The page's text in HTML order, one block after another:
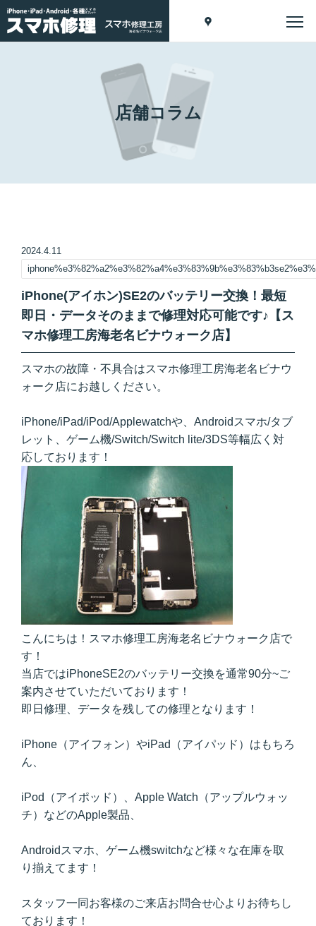
店舗コラム
2024.4.11
iPhone(アイホン)SE2のバッテリー交換！最短
即日・データそのままで修理対応可能です♪【ス
マホ修理工房海老名ビナウォーク店】
スマホの故障・不具合はスマホ修理工房海老名ビナウ
ォーク店にお越しください。
iPhone/iPad/iPod/Applewatchや、Androidスマホ/タブ
レット、ゲーム機/Switch/Switch lite/3DS等幅広く対
応しております！
こんにちは！スマホ修理工房海老名ビナウォーク店で
す！
当店ではiPhoneSE2のバッテリー交換を通常90分~ご
案内させていただいております！
即日修理、データを残しての修理となります！
iPhone（アイフォン）やiPad（アイパッド）はもちろ
ん、
iPod（アイポッド）、Apple Watch（アップルウォッ
チ）などのApple製品、
Androidスマホ、ゲーム機switchなど様々な在庫を取
り揃えてます！
スタッフ一同お客様のご来店お問合せ心よりお待ちし
ております！